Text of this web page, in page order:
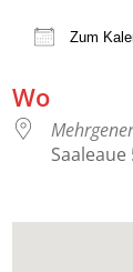
Zum
Wo
Saaleaue